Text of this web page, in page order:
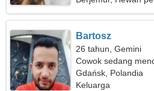
Bartosz
26 tahun, Gemini
Cowok sedang
Gdańsk, Polandia
Keluarga